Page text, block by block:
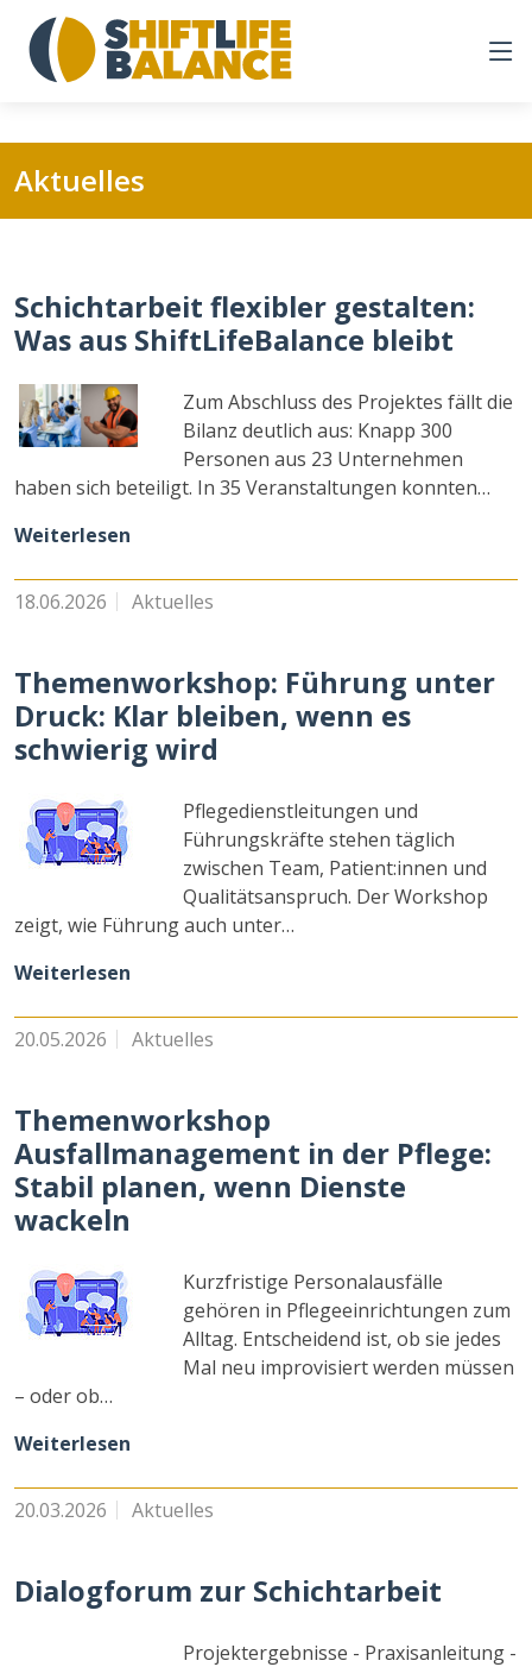
Aktuelles
Schichtarbeit flexibler gestalten:
Was aus ShiftLifeBalance bleibt
Zum Abschluss des Projektes fällt die
Bilanz deutlich aus: Knapp 300
Personen aus 23 Unternehmen
haben sich beteiligt. In 35 Veranstaltungen konnten…
Weiterlesen
18.06.2026 Aktuelles
Themenworkshop: Führung unter
Druck: Klar bleiben, wenn es
schwierig wird
Pflegedienstleitungen und
Führungskräfte stehen täglich
zwischen Team, Patient:innen und
Qualitätsanspruch. Der Workshop
zeigt, wie Führung auch unter…
Weiterlesen
20.05.2026 Aktuelles
Themenworkshop
Ausfallmanagement in der Pflege:
Stabil planen, wenn Dienste
wackeln
Kurzfristige Personalausfälle
gehören in Pflegeeinrichtungen zum
Alltag. Entscheidend ist, ob sie jedes
Mal neu improvisiert werden müssen
– oder ob…
Weiterlesen
20.03.2026 Aktuelles
Dialogforum zur Schichtarbeit
Projektergebnisse - Praxisanleitung -